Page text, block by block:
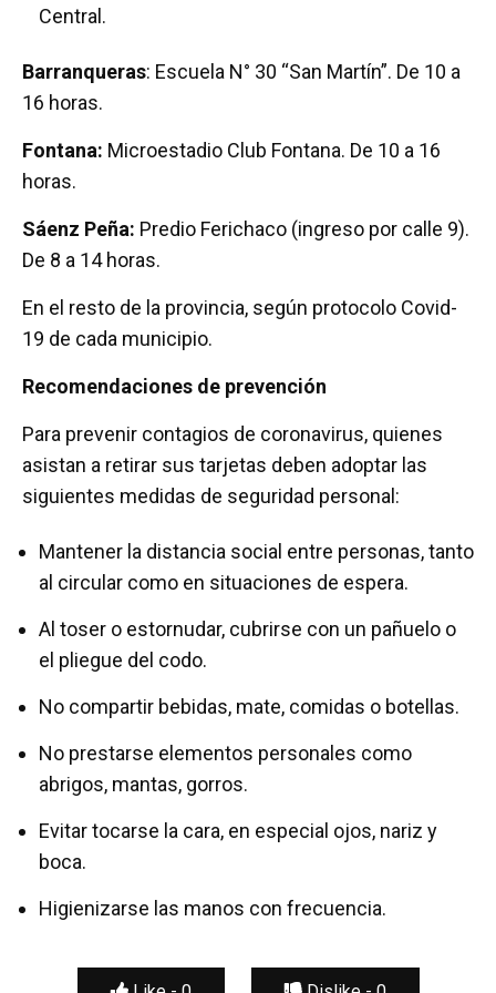
Central.
Barranqueras: Escuela N° 30 “San Martín”. De 10 a
16 horas.
Fontana: Microestadio Club Fontana. De 10 a 16
horas.
Sáenz Peña: Predio Ferichaco (ingreso por calle 9).
De 8 a 14 horas.
En el resto de la provincia, según protocolo Covid-
19 de cada municipio.
Recomendaciones de prevención
Para prevenir contagios de coronavirus, quienes
asistan a retirar sus tarjetas deben adoptar las
siguientes medidas de seguridad personal:
Mantener la distancia social entre personas, tanto
al circular como en situaciones de espera.
Al toser o estornudar, cubrirse con un pañuelo o
el pliegue del codo.
No compartir bebidas, mate, comidas o botellas.
No prestarse elementos personales como
abrigos, mantas, gorros.
Evitar tocarse la cara, en especial ojos, nariz y
boca.
Higienizarse las manos con frecuencia.